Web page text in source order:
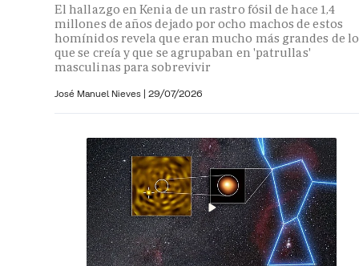
El hallazgo en Kenia de un rastro fósil de hace 1,4
millones de años dejado por ocho machos de estos
homínidos revela que eran mucho más grandes de lo
que se creía y que se agrupaban en 'patrullas'
masculinas para sobrevivir
José Manuel Nieves | 29/07/2026